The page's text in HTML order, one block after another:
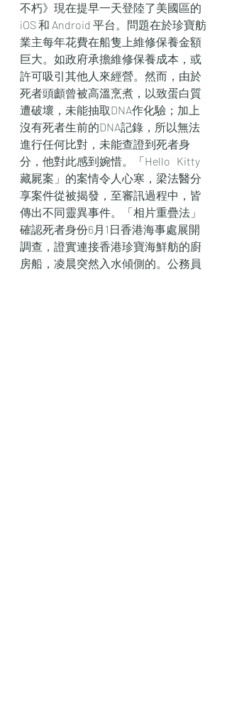
不朽》現在提早一天登陸了美國區的
iOS 和 Android 平台。問題在於珍寶舫
業主每年花費在船隻上維修保養金額
巨大。如政府承擔維修保養成本，或
許可吸引其他人來經營。然而，由於
死者頭顱曾被高溫烹煮，以致蛋白質
遭破壞，未能抽取DNA作化驗；加上
沒有死者生前的DNA記錄，所以無法
進行任何比對，未能查證到死者身
分，他對此感到婉惜。「Hello   Kitty
藏屍案」的案情令人心寒，梁法醫分
享案件從被揭發，至審訊過程中，皆
傳出不同靈異事件。「相片重疊法」
確認死者身份6月1日香港海事處展開
調查，證實連接香港珍寶海鮮舫的廚
房船，凌晨突然入水傾側的。公務員